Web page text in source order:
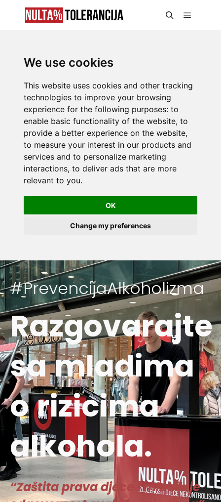
We use cookies
This website uses cookies and other tracking
technologies to improve your browsing
experience for the following purposes: to
enable basic functionality of the website, to
provide a better experience on the website,
to measure your interest in our products and
services and to personalize marketing
interactions, to deliver ads that are more
relevant to you.
OK
Change my preferences
#PrevencijaAlkoholizma
Razgovarajte
sa mladima
o rizicima
alkohola.
“Zaštita prava djece i mladih je